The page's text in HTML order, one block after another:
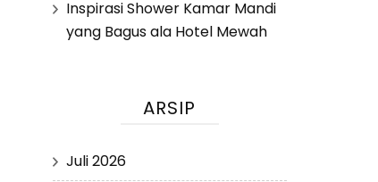
Inspirasi Shower Kamar Mandi
yang Bagus ala Hotel Mewah
ARSIP
Juli 2026